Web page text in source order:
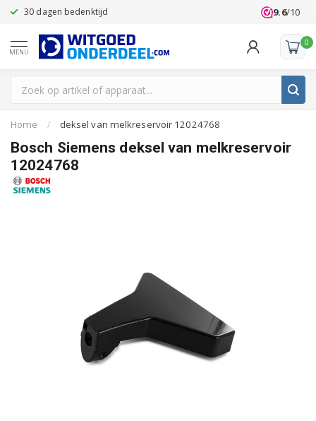
30 dagen bedenktijd Klanten
9.6/10
MENU
0
Home / deksel van melkreservoir 12024768
Bosch Siemens deksel van melkreservoir
12024768